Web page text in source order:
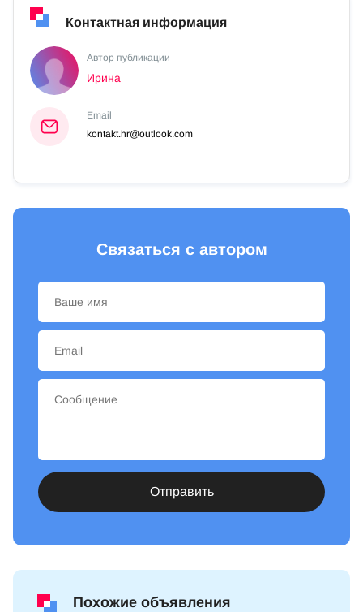
Контактная информация
Автор публикации
Ирина
Email
kontakt.hr@outlook.com
Связаться с автором
Отправить
Похожие объявления